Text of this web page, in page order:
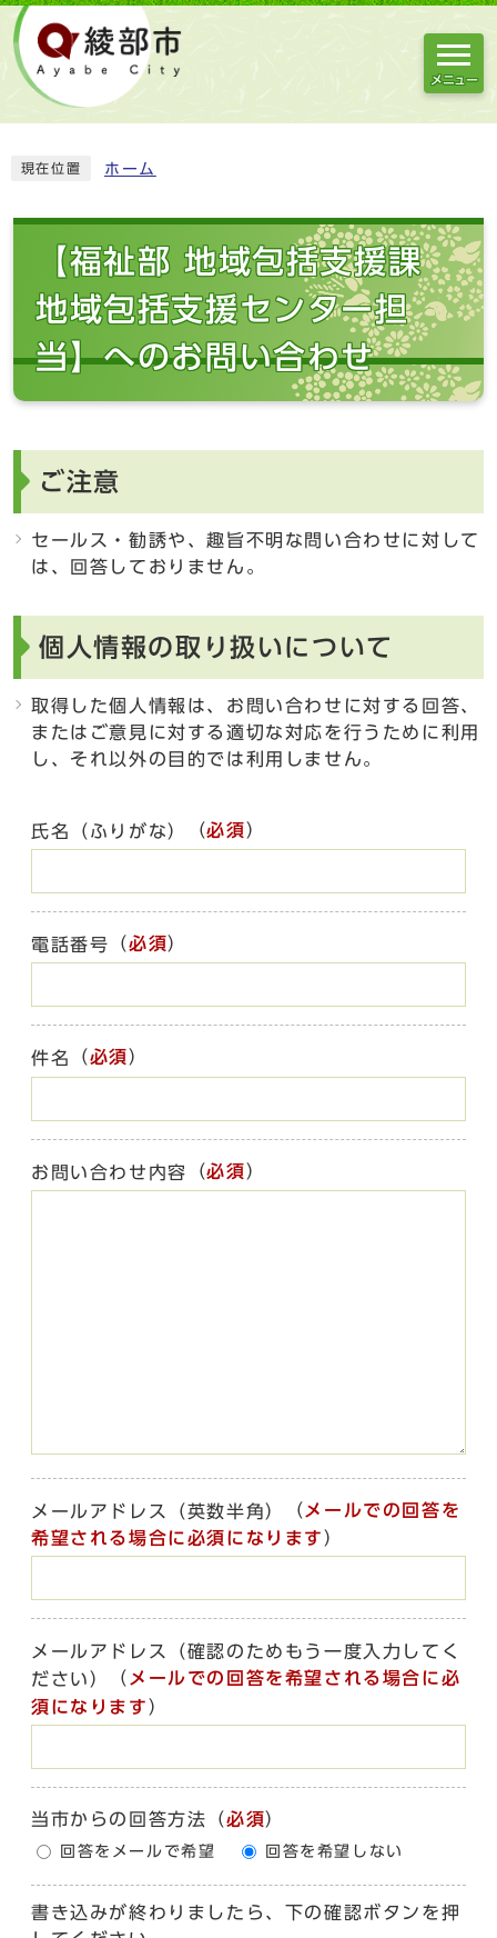
メニュー
現在位置 ホーム
【福祉部 地域包括支援課
地域包括支援センター担
当】へのお問い合わせ
ご注意
セールス・勧誘や、趣旨不明な問い合わせに対して
は、回答しておりません。
個人情報の取り扱いについて
取得した個人情報は、お問い合わせに対する回答、
またはご意見に対する適切な対応を行うために利用
し、それ以外の目的では利用しません。
氏名（ふりがな） （必須）
電話番号 （必須）
件名 （必須）
お問い合わせ内容 （必須）
メールアドレス（英数半角） （ メールでの回答を
希望される場合に必須になります ）
メールアドレス（確認のためもう一度入力してく
ださい）
（ メールでの回答を希望される場合に必
須になります ）
当市からの回答方法 （必須）
回答をメールで希望 回答を希望しない
書き込みが終わりましたら、下の確認ボタンを押